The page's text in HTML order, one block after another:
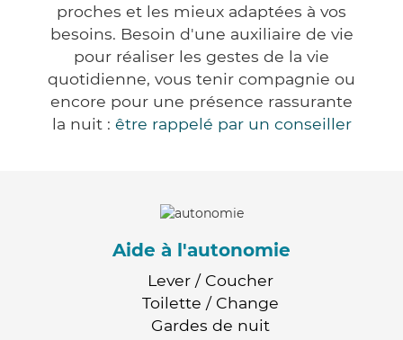
proches et les mieux adaptées à vos
besoins. Besoin d'une auxiliaire de vie
pour réaliser les gestes de la vie
quotidienne, vous tenir compagnie ou
encore pour une présence rassurante
la nuit : être rappelé par un conseiller
Aide à l'autonomie
Lever / Coucher
Toilette / Change
Gardes de nuit